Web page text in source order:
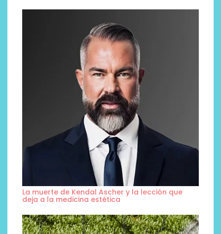
La muerte de Kendal Ascher y la lección que
deja a la medicina estética